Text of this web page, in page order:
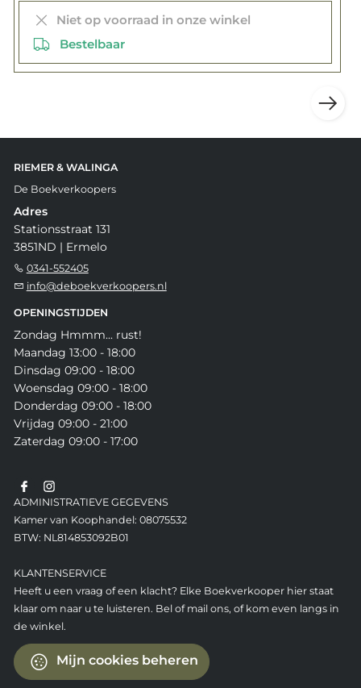
Niet op voorraad in onze winkel
Bestelbaar
RIEMER & WALINGA
De Boekverkoopers
Adres
Stationsstraat 131
3851ND | Ermelo
0341-552405
info@deboekverkoopers.nl
OPENINGSTIJDEN
Zondag Hmmm... rust!
Maandag 13:00 - 18:00
Dinsdag 09:00 - 18:00
Woensdag 09:00 - 18:00
Donderdag 09:00 - 18:00
Vrijdag 09:00 - 21:00
Zaterdag 09:00 - 17:00
ADMINISTRATIEVE GEGEVENS
Kamer van Koophandel: 08075532
BTW: NL814853092B01
KLANTENSERVICE
Heeft u een vraag of een klacht? Elke Boekverkooper hier staat
klaar om naar u te luisteren. Bel of mail ons, of kom even langs in
de winkel.
Mijn cookies beheren